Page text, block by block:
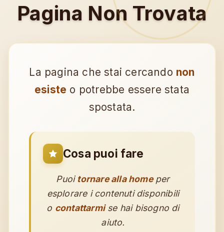
Pagina Non Trovata
La pagina che stai cercando non
esiste o potrebbe essere stata
spostata.
Cosa puoi fare
Puoitornare alla homeper
esplorare i contenuti disponibili
o contattarmise hai bisogno di
aiuto.